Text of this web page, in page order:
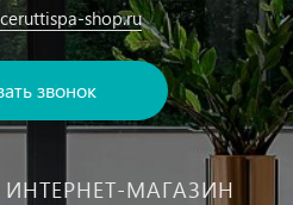
shop.ru
звонок
МАГАЗИН